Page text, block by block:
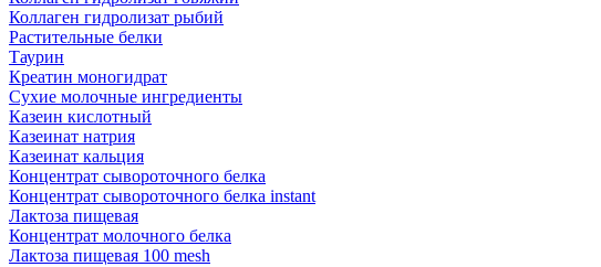
Коллаген гидролизат рыбий
Растительные белки
Таурин
Креатин моногидрат
Сухие молочные ингредиенты
Казеин кислотный
Казеинат натрия
Казеинат кальция
Концентрат сывороточного белка
Концентрат сывороточного белка instant
Лактоза пищевая
Концентрат молочного белка
Лактоза пищевая 100 mesh